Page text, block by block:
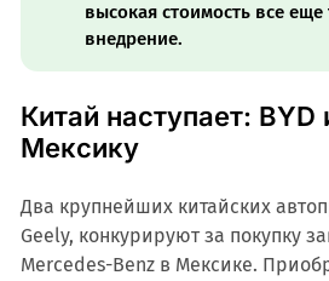
высокая стоимость все
внедрение.
Китай наступает: BYD
Мексику
Два крупнейших китайских
Geely, конкурируют за покупку
Mercedes-Benz в Мексике.